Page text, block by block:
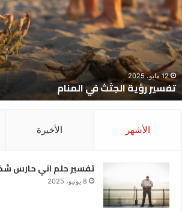
في
المنام
12 مايو، 2025
تفسير رؤية الجثث في المنام
الأشهر الأخيرة
تفسير حلم اني حارس
8 يونيو، 2025